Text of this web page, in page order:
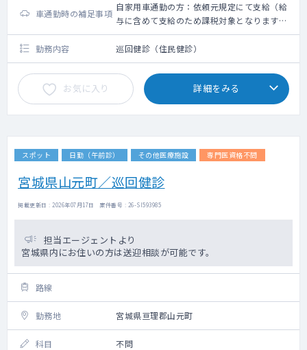
車通勤時の補足事項
自家用車通勤の方：依頼元規定にて支給（給
与に含めて支給のため課税対象となります。
備考欄参照ください）
勤務内容
巡回健診（住民健診）
お気に入り 詳細をみる
スポット 日勤（午前診） その他医療施設 専門医資格不問
宮城県山元町／巡回健診
掲載更新日 : 2026年07月17日 案件番号 : 26-SI593985
担当エージェントより
宮城県内にお住いの方は送迎相談が可能です。
路線
勤務地 宮城県亘理郡山元町
科目 不問